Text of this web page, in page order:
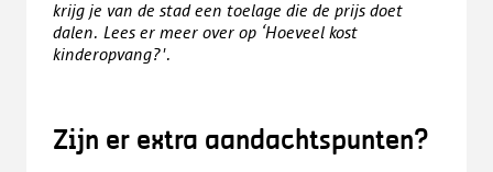
krijg je van de stad een toelage die de prijs doet
dalen. Lees er meer over op ‘Hoeveel kost
kinderopvang?'.
Zijn er extra aandachtspunten?